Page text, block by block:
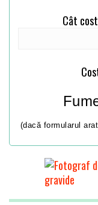
Cât
(dacă formularul